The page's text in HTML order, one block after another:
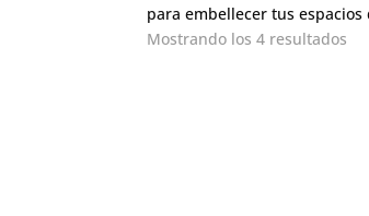
para embellecer tus
Mostrando los 4 resultados